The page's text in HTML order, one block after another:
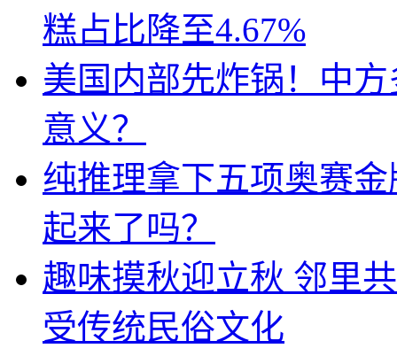
糕占比降至4.67%
美国内部先炸锅！中
意义？
纯推理拿下五项奥赛
起来了吗？
趣味摸秋迎立秋 邻里
受传统民俗文化